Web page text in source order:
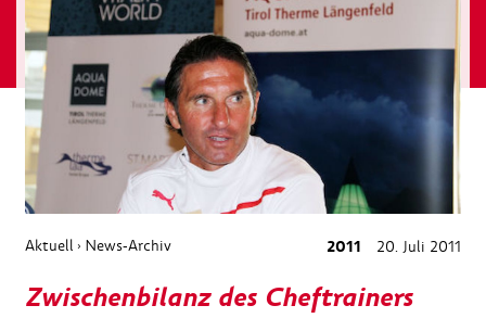
Aktuell › News-Archiv 2011 20. Juli 2011
Zwischenbilanz des Cheftrainers